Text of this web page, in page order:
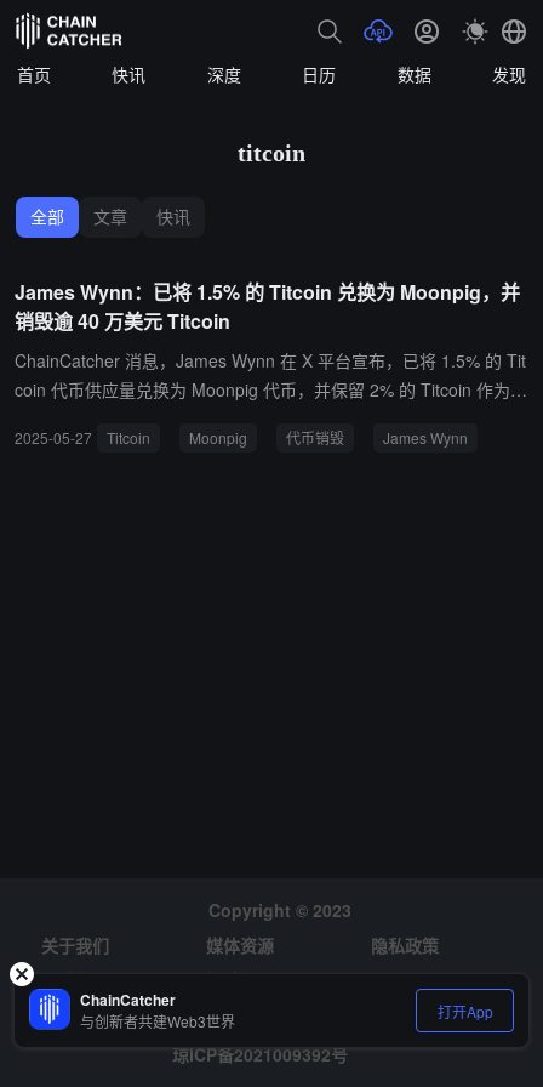
首页 快讯 深度 日历 数据 发现
titcoin
全部 文章 快讯
James Wynn：已将 1.5% 的 Titcoin 兑换为 Moonpig，并
销毁逾 40 万美元 Titcoin
ChainCatcher 消息，James Wynn 在 X 平台宣布，已将 1.5% 的 Tit
coin 代币供应量兑换为 Moonpig 代币，并保留 2% 的 Titcoin 作为个
量，作为对社区的善意表示。 据悉，Moonpigreserves.sol 智能合约
2025-05-27 Titcoin Moonpig 代币销毁 James Wynn
Copyright © 2023
关于我们
媒体资源
隐私政策
风险提示
招聘
琼ICP备2021009392号
ChainCatcher
与创新者共建Web3世界 打开App